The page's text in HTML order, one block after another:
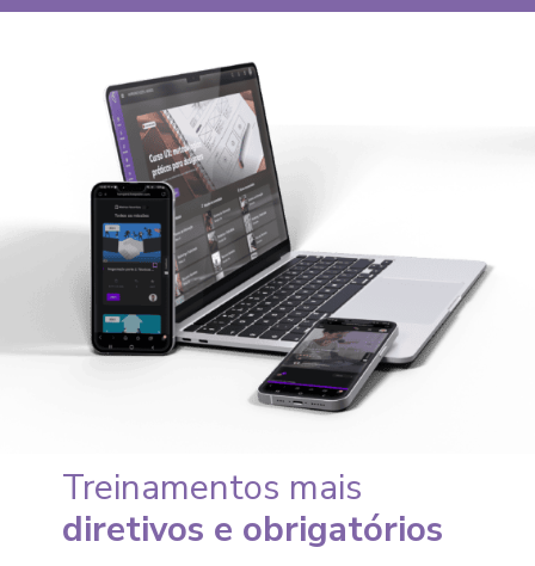
Treinamentos mais
diretivos e obrigatórios